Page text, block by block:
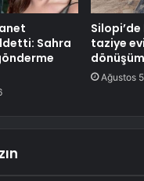
Sahra
Silopi’de
taziye
Ağustos